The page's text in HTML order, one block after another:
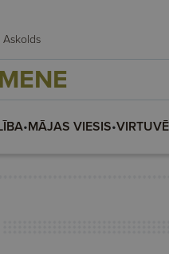
Aisma, Askolds
•MĀJAS VIESIS•VIRTUVĒ